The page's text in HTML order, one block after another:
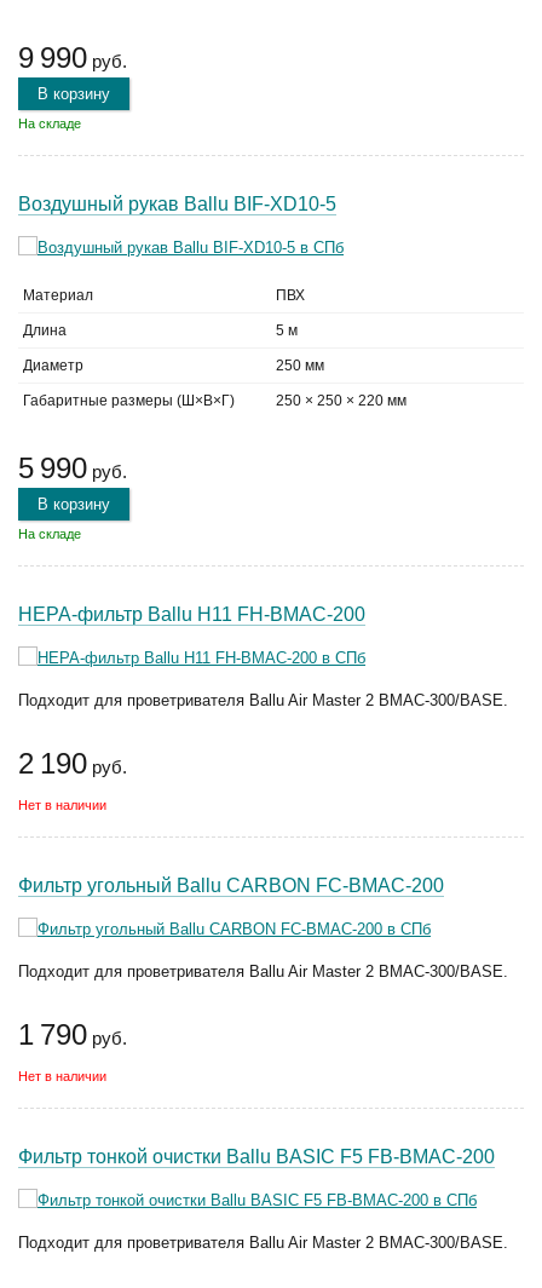
9 990 руб.
В корзину
На складе
Воздушный рукав Ballu BIF-XD10-5
Материал ПВХ
Длина 5 м
Диаметр 250 мм
Габаритные размеры (Ш×В×Г) 250 × 250 × 220 мм
5 990 руб.
В корзину
На складе
HEPA-фильтр Ballu H11 FH-BMAC-200
Подходит для проветривателя Ballu Air Master 2 BMAC-300/BASE.
2 190 руб.
Нет в наличии
Фильтр угольный Ballu CARBON FC-BMAC-200
Подходит для проветривателя Ballu Air Master 2 BMAC-300/BASE.
1 790 руб.
Нет в наличии
Фильтр тонкой очистки Ballu BASIC F5 FB-BMAC-200
Подходит для проветривателя Ballu Air Master 2 BMAC-300/BASE.